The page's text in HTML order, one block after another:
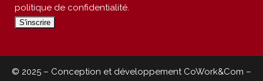
politique de confidentialité.
© 2025 – Conception et développement CoWork&Com –